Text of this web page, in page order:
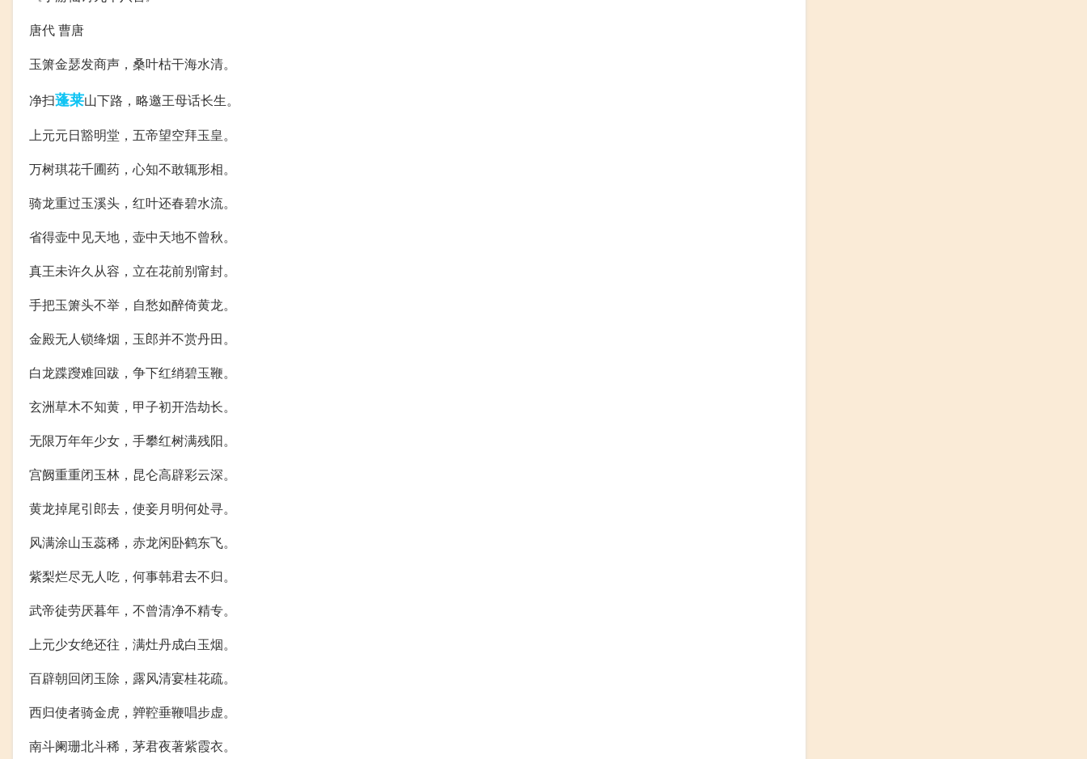
唐代 曹唐
玉箫金瑟发商声，桑叶枯干海水清。
净扫蓬莱山下路，略邀王母话长生。
上元元日豁明堂，五帝望空拜玉皇。
万树琪花千圃药，心知不敢辄形相。
骑龙重过玉溪头，红叶还春碧水流。
省得壶中见天地，壶中天地不曾秋。
真王未许久从容，立在花前别甯封。
手把玉箫头不举，自愁如醉倚黄龙。
金殿无人锁绛烟，玉郎并不赏丹田。
白龙蹀躞难回跋，争下红绡碧玉鞭。
玄洲草木不知黄，甲子初开浩劫长。
无限万年年少女，手攀红树满残阳。
宫阙重重闭玉林，昆仑高辟彩云深。
黄龙掉尾引郎去，使妾月明何处寻。
风满涂山玉蕊稀，赤龙闲卧鹤东飞。
紫梨烂尽无人吃，何事韩君去不归。
武帝徒劳厌暮年，不曾清净不精专。
上元少女绝还往，满灶丹成白玉烟。
百辟朝回闭玉除，露风清宴桂花疏。
西归使者骑金虎，亸鞚垂鞭唱步虚。
南斗阑珊北斗稀，茅君夜著紫霞衣。